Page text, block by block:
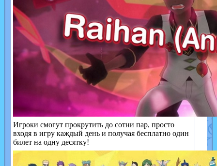
Игроки смогут прокрутить до сотни пар, просто
входя в игру каждый день и получая бесплатно один
билет на одну десятку!